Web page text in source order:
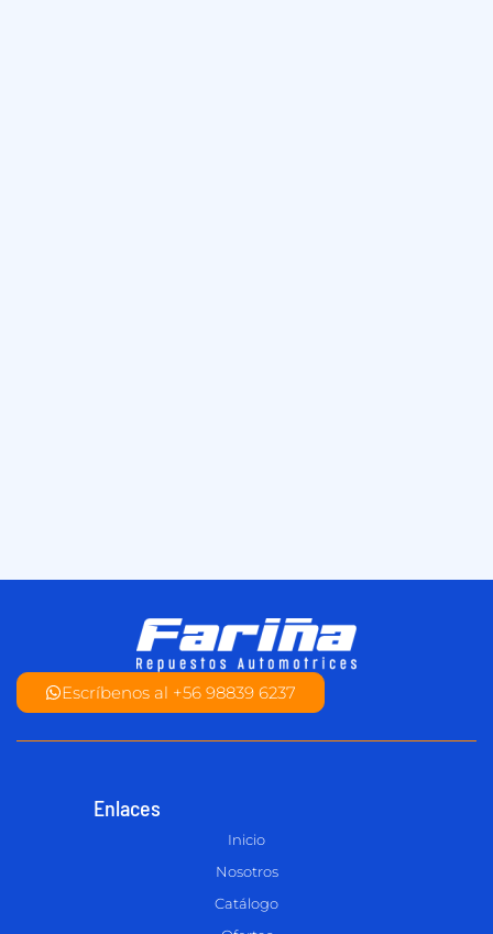
Escríbenos al +56 98839 6237
Enlaces
Inicio
Nosotros
Catálogo